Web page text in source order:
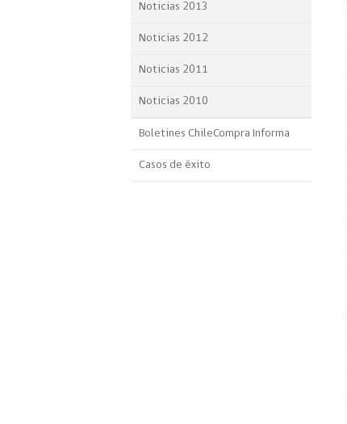
Noticias 2013
Noticias 2012
Noticias 2011
Noticias 2010
Boletines ChileCompra Informa
Casos de éxito